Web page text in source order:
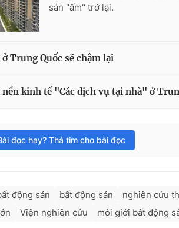
sản "ấm" trở lại.
Trung Quốc sẽ chậm lại
nền kinh tế "Các dịch vụ tại nhà" ở
đọc hay? Thả tim cho bài đọc
động sản bất động sản nghiên cứu
Viện nghiên cứu môi giới bất động